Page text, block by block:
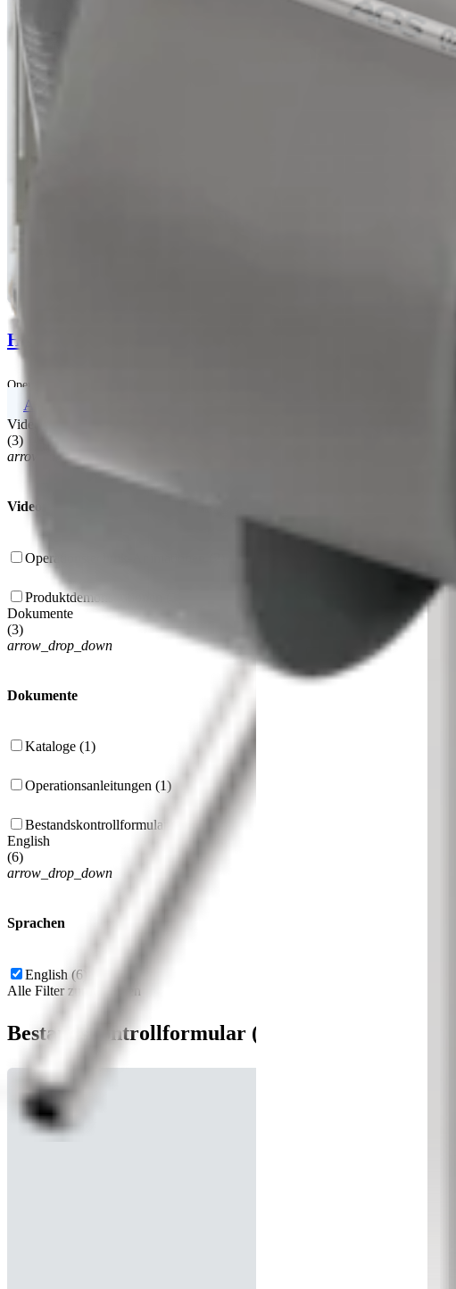
Humeral Nail System
Operationsanleitungen | English | 10/22/2025 | LT1-000241-en-US F
Alle Informationsmaterialien ansehen
Videos
(3)
arrow_drop_down
Videos
Operationstechnik-Animationen (2)
Produktdemonstrationen (1)
Dokumente
(3)
arrow_drop_down
Dokumente
Kataloge (1)
Operationsanleitungen (1)
Bestandskontrollformular (1)
English
(6)
arrow_drop_down
Sprachen
English (6)
Alle Filter zurücksetzen
Bestandskontrollformular (1)